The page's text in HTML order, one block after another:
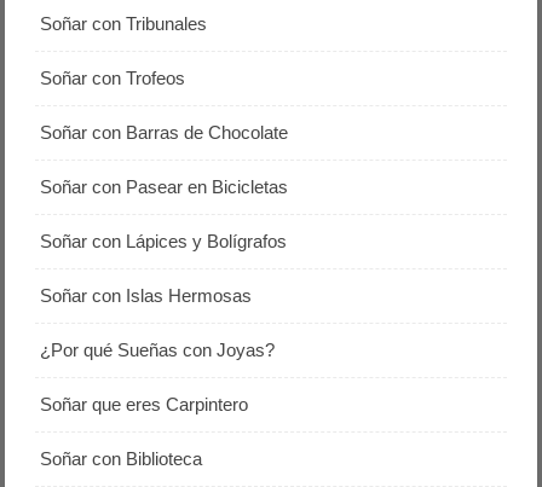
Soñar con Tribunales
Soñar con Trofeos
Soñar con Barras de Chocolate
Soñar con Pasear en Bicicletas
Soñar con Lápices y Bolígrafos
Soñar con Islas Hermosas
¿Por qué Sueñas con Joyas?
Soñar que eres Carpintero
Soñar con Biblioteca